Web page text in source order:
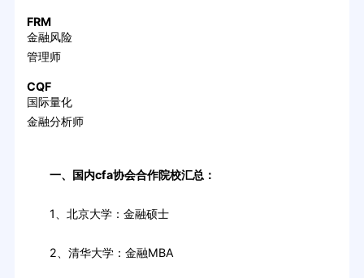
FRM
金融风险
管理师
CQF
国际量化
金融分析师
一、国内cfa协会合作院校汇总：
1、北京大学：金融硕士
2、清华大学：金融MBA